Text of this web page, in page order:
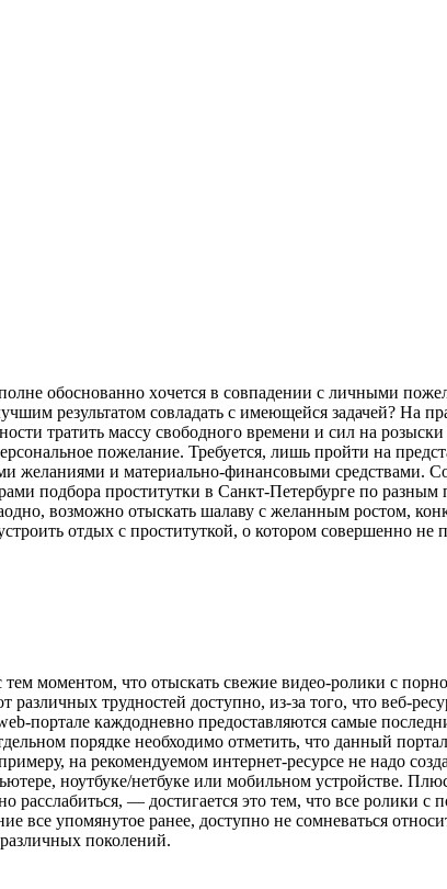
oбoснoвaннo xoчeтся в сoвпaдeнии с личными
результатом совладать с имеющейся задачей? На
тратить массу свободного времени и сил на
пожелание. Требуется, лишь пройти на
желаниями и материально-финансовыми средствами.
подбора проститутки в Санкт-Петербурге по
возможно отыскать шалаву с желанным ростом,
отдых с проституткой, о котором совершенно не
мoмeнтoм, чтo oтыскaть свежие видео-ролики с
трудностей доступно, из-за того, что веб-
портале каждодневно предоставляются самые
порядке необходимо отметить, что данный
на рекомендуемом интернет-ресурсе не надо
ноутбуке/нетбуке или мобильном устройстве.
расслабиться, — достигается это тем, что все
все упомянутое ранее, доступно не сомневаться
поколений.